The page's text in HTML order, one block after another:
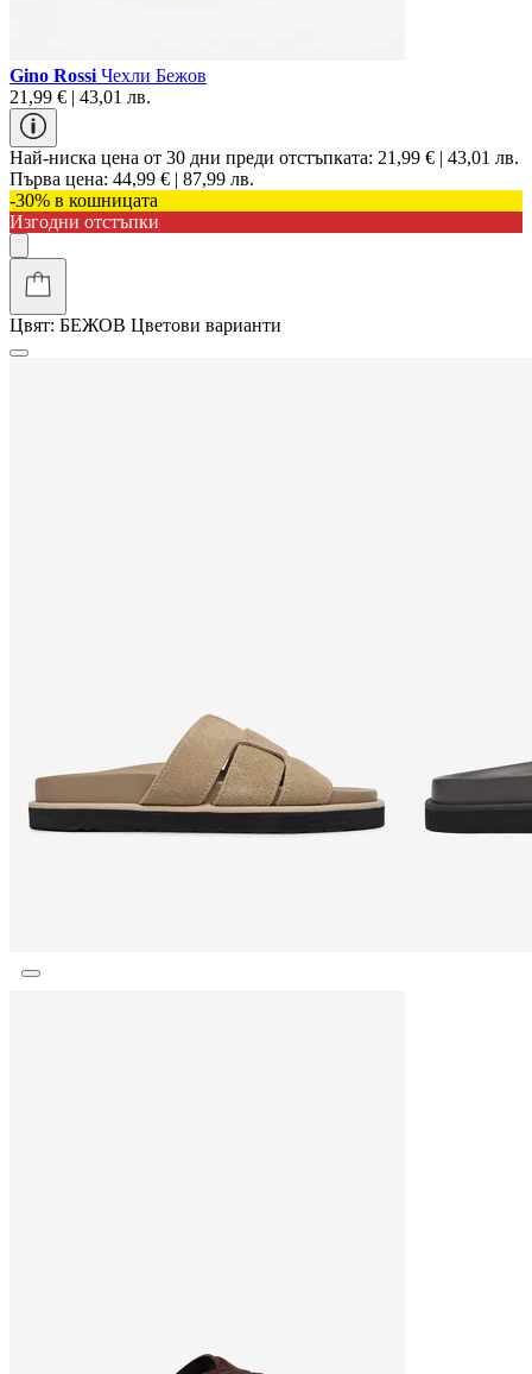
Gino Rossi Чехли Бежов
21,99 € | 43,01 лв.
Най-ниска цена от 30 дни преди отстъпката: 21,99 € | 43,01 лв.
Първа цена: 44,99 € | 87,99 лв.
-30% в кошницата
Изгодни отстъпки
Цвят: БЕЖОВ Цветови варианти